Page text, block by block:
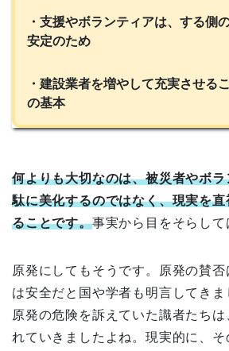
・支援やボランティアは、する側
安定のため
・建設業者を増やして充実させる
の基本
何よりも大切なのは、被災者やボ
駄に美化するのではなく、現実を
ることです。事実から目をそらして
原発にしてもそうです。原発の賛
は安全だと国や学者も明言してきま
原発の危険を訴えていた識者たちは
れていきましたよね。現実的に、